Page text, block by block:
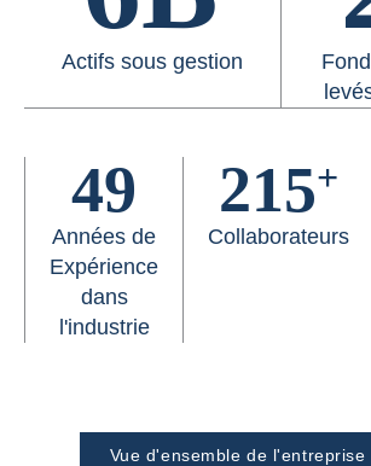
Actifs sous gestion
49
Années de
Expérience
dans
l'industrie
215+
Collaborateurs
Vue d'ensemble de l'entreprise